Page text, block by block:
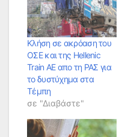
Κλήση σε ακρόαση του
ΟΣΕ και της Hellenic
Train ΑΕ απο τη ΡΑΣ για
το δυστύχημα στα
Τέμπη
σε "Διαβάστε"